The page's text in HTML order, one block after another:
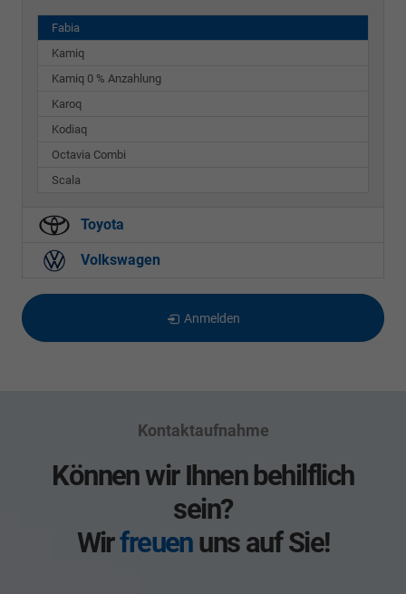
Fabia
Kamiq
Kamiq 0 % Anzahlung
Karoq
Kodiaq
Octavia Combi
Scala
Toyota
Volkswagen
Anmelden
Kontaktaufnahme
Können wir Ihnen behilflich
sein?
Wirfreuenuns auf Sie!